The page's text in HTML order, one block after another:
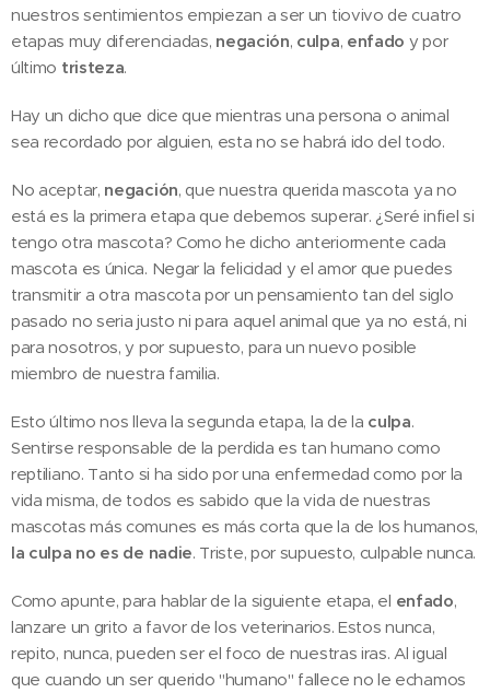
nuestros sentimientos empiezan a ser un tiovivo de cuatro
etapas muy diferenciadas, negación, culpa, enfado y por
último tristeza.
Hay un dicho que dice que mientras una persona o animal
sea recordado por alguien, esta no se habrá ido del todo.
No aceptar, negación, que nuestra querida mascota ya no
está es la primera etapa que debemos superar. ¿Seré infiel si
tengo otra mascota? Como he dicho anteriormente cada
mascota es única. Negar la felicidad y el amor que puedes
transmitir a otra mascota por un pensamiento tan del siglo
pasado no seria justo ni para aquel animal que ya no está, ni
para nosotros, y por supuesto, para un nuevo posible
miembro de nuestra familia.
Esto último nos lleva la segunda etapa, la de la culpa.
Sentirse responsable de la perdida es tan humano como
reptiliano. Tanto si ha sido por una enfermedad como por la
vida misma, de todos es sabido que la vida de nuestras
mascotas más comunes es más corta que la de los humanos,
la culpa no es de nadie. Triste, por supuesto, culpable nunca.
Como apunte, para hablar de la siguiente etapa, el enfado,
lanzare un grito a favor de los veterinarios. Estos nunca,
repito, nunca, pueden ser el foco de nuestras iras. Al igual
que cuando un ser querido "humano" fallece no le echamos